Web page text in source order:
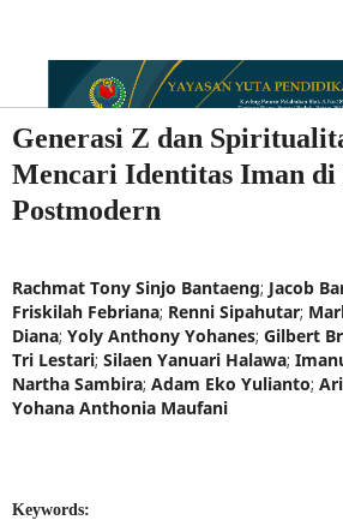
Generasi Z dan
Mencari Identitas Iman di
Postmodern
Rachmat Tony Sinjo Bantaeng; Jacob
Friskilah Febriana; Renni Sipahutar;
Diana; Yoly Anthony Yohanes; Gilbert
Tri Lestari; Silaen Yanuari Halawa;
Nartha Sambira; Adam Eko Yulianto;
Yohana Anthonia Maufani
Keywords: